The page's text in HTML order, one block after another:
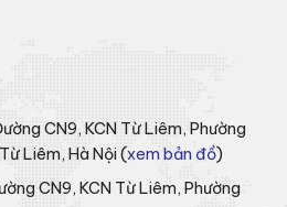
CN9, KCN Từ Liêm, Phường
Liêm, Hà Nội (xem bản đồ)
CN9, KCN Từ Liêm, Phường